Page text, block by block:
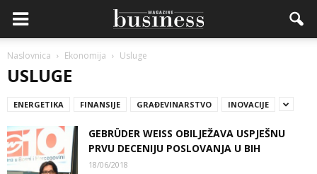
Naslovnica Ekonomija Usluge
USLUGE
ENERGETIKA FINANSIJE GRAĐEVINARSTVO INOVACIJE
GEBRÜDER WEISS OBILJEŽAVA USPJEŠNU
PRVU DECENIJU POSLOVANJA U BIH
18/06/2018